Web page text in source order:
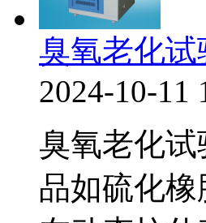
臭氧老化
2024-10-11
臭氧老化
品如硫化